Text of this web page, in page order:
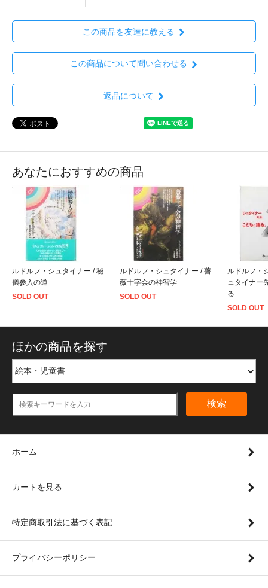
この商品を友達に教える
この商品について問い合わせる
返品について
あなたにおすすめの商品
ルドルフ・シュタイナー / 秘
儀参入の道
SOLD OUT
ルドルフ・シュタイナー / 薔
薇十字会の神智学
SOLD OUT
ルドルフ・
ュタイナー
る
SOLD OUT
ほかの商品を探す
検索
ホーム
カートを見る
特定商取引法に基づく表記
プライバシーポリシー